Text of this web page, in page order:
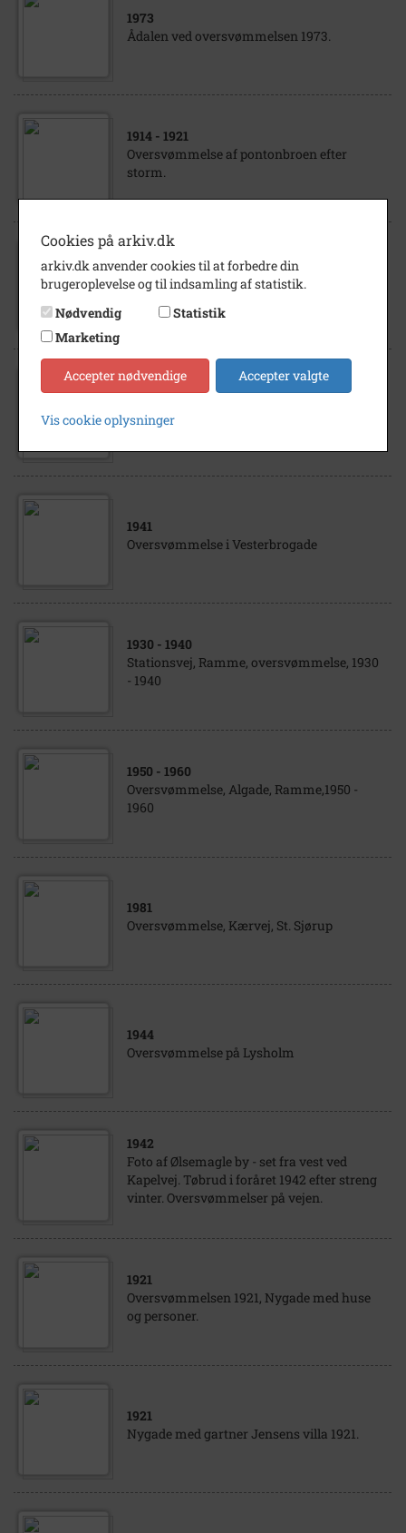
1973
Ådalen ved oversvømmelsen 1973.
1914 - 1921
Oversvømmelse af pontonbroen efter
storm.
1921
Jernbanegade ved åen ved
1941
Ishøj oversvømmelse 1941
1941
Oversvømmelse i Vesterbrogade
1930 - 1940
Stationsvej, Ramme, oversvømmelse, 1930
- 1940
1950 - 1960
Oversvømmelse, Algade, Ramme,1950 -
1960
1981
Oversvømmelse, Kærvej, St. Sjørup
1944
Oversvømmelse på Lysholm
1942
Foto af Ølsemagle by - set fra vest ved
Kapelvej. Tøbrud i foråret 1942 efter streng
vinter. Oversvømmelser på vejen.
1921
Oversvømmelsen 1921, Nygade med huse
og personer.
1921
Nygade med gartner Jensens villa 1921.
Cookies på arkiv.dk
arkiv.dk anvender cookies til at forbedre din
brugeroplevelse og til indsamling af statistik.
Nødvendig
Statistik
Marketing
Accepter nødvendige Accepter valgte
Vis cookie oplysninger